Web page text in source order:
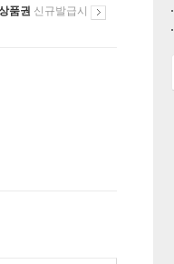
품권 신규발급시